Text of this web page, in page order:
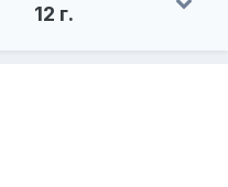
12 г.